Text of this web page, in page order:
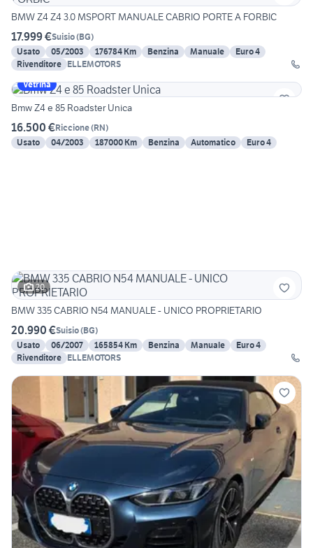
BMW Z4 Z4 3.0 MSPORT MANUALE CABRIO PORTE A FORBIC
17.999 €Suisio(BG)
Usato
05/2003 176784 Km Benzina Manuale
Euro 4
Rivenditore ELLEMOTORS
Vetrina
Bmw Z4 e 85 Roadster Unica
16.500 €Riccione(RN)
Usato
04/2003 187000 Km Benzina Automatico Euro 4
20
BMW 335 CABRIO N54 MANUALE - UNICO PROPRIETARIO
20.990 €Suisio(BG)
Usato
06/2007 165854 Km Benzina Manuale
Euro 4
Rivenditore ELLEMOTORS